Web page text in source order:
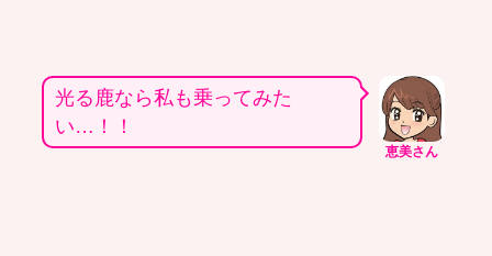
恵美さん
光る鹿なら私も乗ってみた
い…！！